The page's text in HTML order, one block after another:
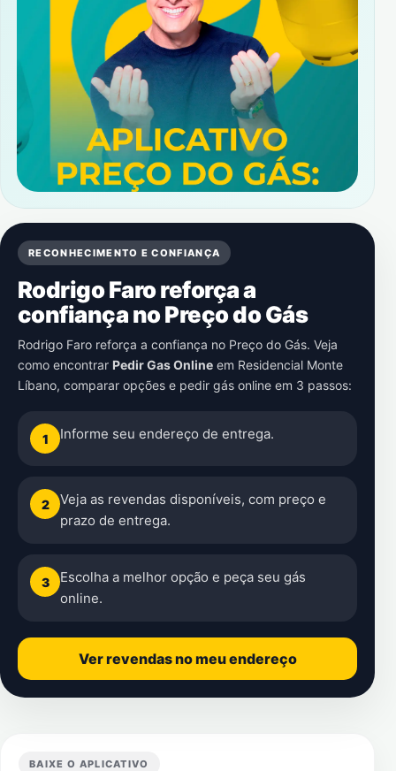
RECONHECIMENTO E CONFIANÇA
Rodrigo Faro reforça a
confiança no Preço do Gás
Rodrigo Faro reforça a confiança no Preço do Gás. Veja
como encontrar Pedir Gas Online em Residencial Monte
Líbano, comparar opções e pedir gás online em 3 passos:
1 Informe seu endereço de entrega.
2
Veja as revendas disponíveis, com preço e
prazo de entrega.
3
Escolha a melhor opção e peça seu gás
online.
Ver revendas no meu endereço
BAIXE O APLICATIVO